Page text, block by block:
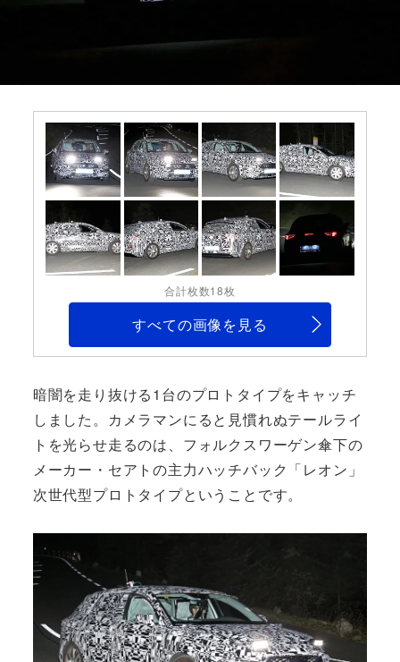
合計枚数18枚
すべての画像を見る
暗闇を走り抜ける1台のプロトタイプをキャッチ
しました。カメラマンにると見慣れぬテールライ
トを光らせ走るのは、フォルクスワーゲン傘下の
メーカー・セアトの主力ハッチバック「レオン」
次世代型プロトタイプということです。